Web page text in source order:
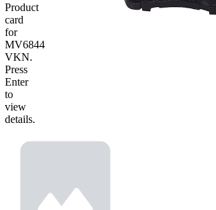
Product
card
for
MV6844
VKN.
Press
Enter
to
view
details.